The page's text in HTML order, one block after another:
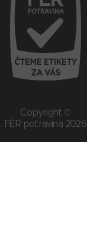
Copyright ©
FÉR potravina 2026